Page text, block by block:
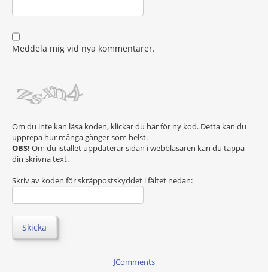
Meddela mig vid nya kommentarer.
Om du inte kan läsa koden, klickar du här för ny kod. Detta kan du
upprepa hur många gånger som helst.
OBS! Om du istället uppdaterar sidan i webbläsaren kan du tappa
din skrivna text.
Skriv av koden för skräppostskyddet i fältet nedan:
Skicka
JComments